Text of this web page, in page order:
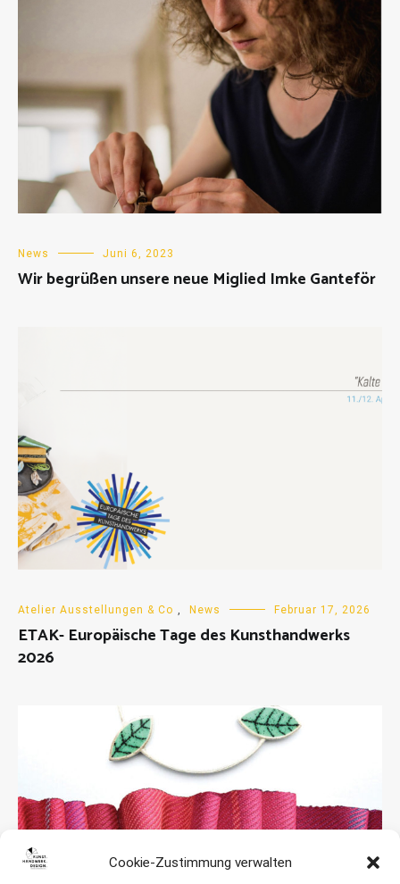
Cookie-Zustimmung verwalten
News Juni 6, 2023
Wir begrüßen unsere neue Miglied Imke Ganteför
Atelier Ausstellungen & Co , News Februar 17, 2026
ETAK- Europäische Tage des Kunsthandwerks
2026